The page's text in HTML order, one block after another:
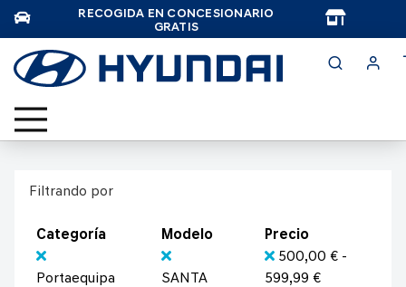
RECOGIDA EN CONCESIONARIO
GRATIS
Filtrando por
Categoría
Portaequipa
Modelo
SANTA
Precio
500,00 € -
599,99 €